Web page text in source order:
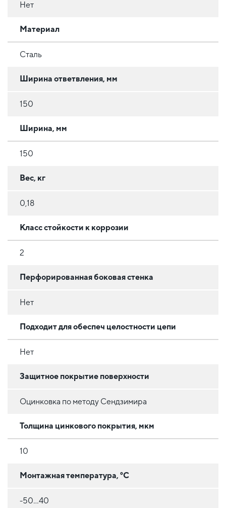
Нет
Материал
Сталь
Ширина ответвления, мм
150
Ширина, мм
150
Вес, кг
0,18
Класс стойкости к коррозии
2
Перфорированная боковая стенка
Нет
Подходит для обеспеч целостности цепи
Нет
Защитное покрытие поверхности
Оцинковка по методу Сендзимира
Толщина цинкового покрытия, мкм
10
Монтажная температура, °C
-50...40